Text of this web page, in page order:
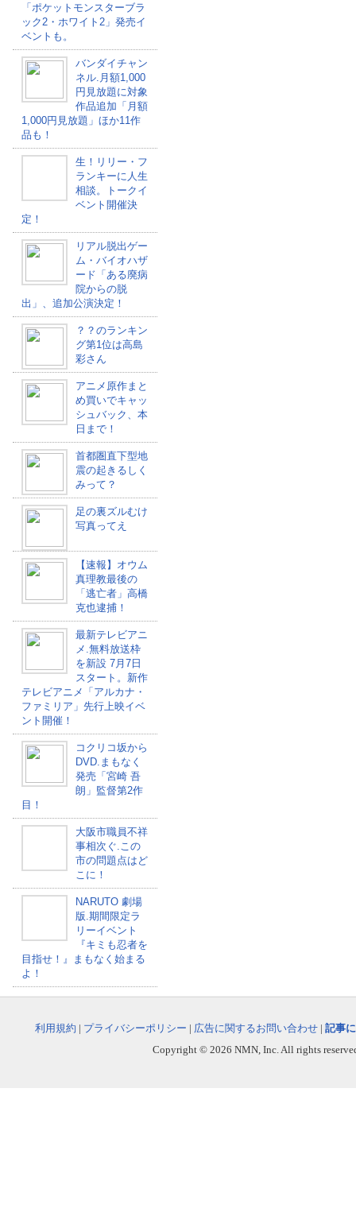
「ポケットモンスターブラ
ック2・ホワイト2」発売イ
ベントも。
バンダイチャン
ネル.月額1,000
円見放題に対象
作品追加「月額
1,000円見放題」ほか11作
品も！
生！リリー・フ
ランキーに人生
相談。トークイ
ベント開催決
定！
リアル脱出ゲー
ム・バイオハザ
ード「ある廃病
院からの脱
出」、追加公演決定！
？？のランキン
グ第1位は高島
彩さん
アニメ原作まと
め買いでキャッ
シュバック、本
日まで！
首都圏直下型地
震の起きるしく
みって？
足の裏ズルむけ
写真ってえ
【速報】オウム
真理教最後の
「逃亡者」高橋
克也逮捕！
最新テレビアニ
メ.無料放送枠
を新設 7月7日
スタート。新作
テレビアニメ「アルカナ・
ファミリア」先行上映イベ
ント開催！
コクリコ坂から
DVD.まもなく
発売「宮崎 吾
朗」監督第2作
目！
大阪市職員不祥
事相次ぐ.この
市の問題点はど
こに！
NARUTO 劇場
版.期間限定ラ
リーイベント
『キミも忍者を
目指せ！』まもなく始まる
よ！
利用規約 | プライバシーポリシー | 広告に関するお問い合わせ | 記事
Copyright © 2026 NMN, Inc. All rights